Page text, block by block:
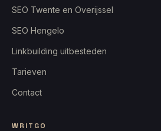
SEO Twente en Overijssel
SEO Hengelo
Linkbuilding uitbesteden
Tarieven
Contact
WRITGO